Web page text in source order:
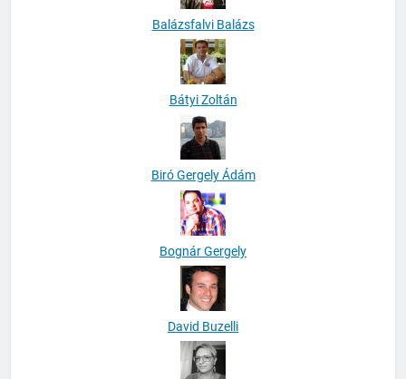
Balázsfalvi Balázs
Bátyi Zoltán
Biró Gergely Ádám
Bognár Gergely
David Buzelli